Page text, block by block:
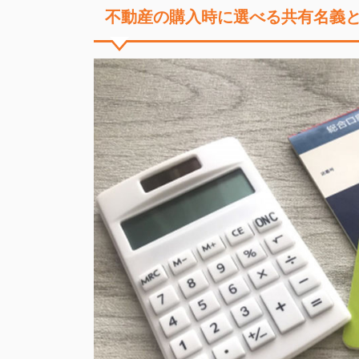
不動産の購入時に選べる共有名義